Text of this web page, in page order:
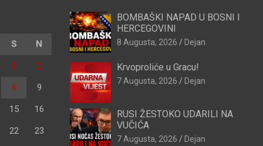
S N
1 2
8 9
15 16
22 23
BOMBAŠKI NAPAD U BOSNI I
HERCEGOVINI
8 Augusta, 2026 Dejan
Krvoproliće u Gracu!
7 Augusta, 2026 Dejan
RUSI ŽESTOKO UDARILI NA
VUČIĆA
7 Augusta, 2026 Dejan